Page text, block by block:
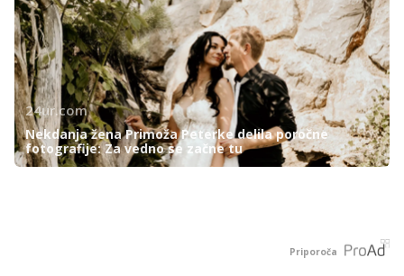
24ur.com
Nekdanja žena Primoža Peterke delila poročne
fotografije: Za vedno se začne tu
Priporoča